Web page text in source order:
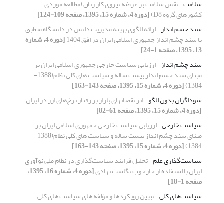
سلامت نقش سلامت بر عرضه نیروی کار زنان (مطالعه موردی
کشورهای گروه D8)
[دوره 4، شماره 15، 1395، صفحه 109-124]
سند چشم اندار ارائه الگوی بهینه مدیریت دانش در دانشگاه منطبق
با سند چشم انداز جمهوری اسلامی ایران در افق 1404 [دوره 4، شماره
13، 1395، صفحه 1-24]
سند چشم انداز ارزیابی سیاست خارجی جمهوری اسلامی ایران بر
مبنای سند چشم انداز بیست ساله و سیاست های کلی نظام(1388-
1384) [دوره 4، شماره 15، 1395، صفحه 143-163]
سوداگران بدون الگو اثر نقصانهای بازار بر رفتار نرخ‌های ارز در ایران
[دوره 4، شماره 15، 1395، صفحه 61-82]
سیاست خارجی ارزیابی سیاست خارجی جمهوری اسلامی ایران بر
مبنای سند چشم انداز بیست ساله و سیاست های کلی نظام(1388-
1384) [دوره 4، شماره 15، 1395، صفحه 143-163]
سیاست‌گذاری علم تحلیل فرایند سیاست‌گذاری در نظام ملی نوآوری
ایران با استفاده از چارچوب نگاشت نهادی [دوره 4، شماره 16، 1395،
صفحه 1-18]
سیاست‌های کلی تبیین رویکردها و مؤلفه‏ های سیاست های کلی‏